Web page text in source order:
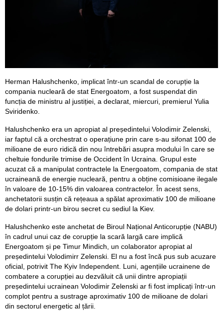
Herman Halushchenko, implicat într-un scandal de corupție la
compania nucleară de stat Energoatom, a fost suspendat din
funcția de ministru al justiției, a declarat, miercuri, premierul Yulia
Sviridenko.
Halushchenko era un apropiat al președintelui Volodimir Zelenski,
iar faptul că a orchestrat o operațiune prin care s-au sifonat 100 de
milioane de euro ridică din nou întrebări asupra modului în care se
cheltuie fondurile trimise de Occident în Ucraina. Grupul este
acuzat că a manipulat contractele la Energoatom, compania de stat
ucraineană de energie nucleară, pentru a obține comisioane ilegale
în valoare de 10-15% din valoarea contractelor. În acest sens,
anchetatorii susțin că rețeaua a spălat aproximativ 100 de milioane
de dolari printr-un birou secret cu sediul la Kiev.
Halushchenko este anchetat de Biroul Național Anticorupție (NABU)
în cadrul unui caz de corupție la scară largă care implică
Energoatom și pe Timur Mindich, un colaborator apropiat al
președintelui Volodimirr Zelenski. El nu a fost încă pus sub acuzare
oficial, potrivit The Kyiv Independent. Luni, agențiile ucrainene de
combatere a corupției au dezvăluit că unii dintre apropiații
președintelui ucrainean Volodimir Zelenski ar fi fost implicați într-un
complot pentru a sustrage aproximativ 100 de milioane de dolari
din sectorul energetic al țării.